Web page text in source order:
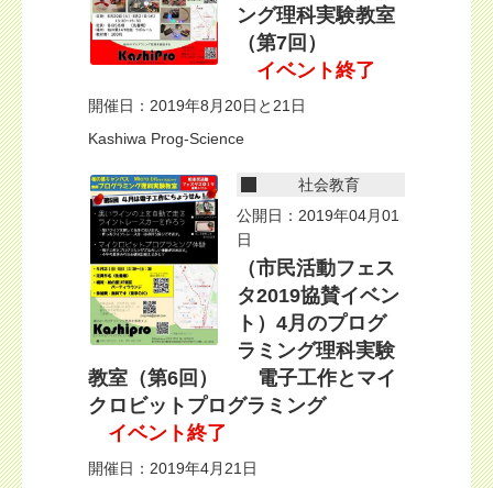
ング理科実験教室
（第7回）
イベント終了
開催日：2019年8月20日と21日
Kashiwa Prog-Science
社会教育
公開日：2019年04月01
日
（市民活動フェス
タ2019協賛イベン
ト）4月のプログ
ラミング理科実験
教室（第6回） 電子工作とマイ
クロビットプログラミング
イベント終了
開催日：2019年4月21日